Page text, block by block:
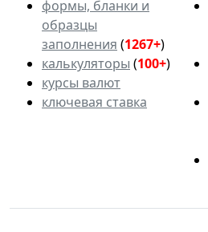
формы, бланки и
образцы
заполнения (1267+)
калькуляторы (100+)
курсы валют
ключевая ставка